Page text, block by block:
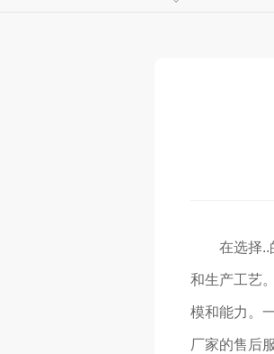
在选择..
和生产工艺
模和能力。
厂家的售后